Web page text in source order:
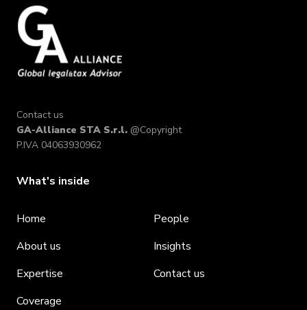
Contact us
GA-Alliance STA S.r.l. @Copyright
P.IVA 04063930962
What's inside
Home
About us
Expertise
Coverage
People
Insights
Contact us